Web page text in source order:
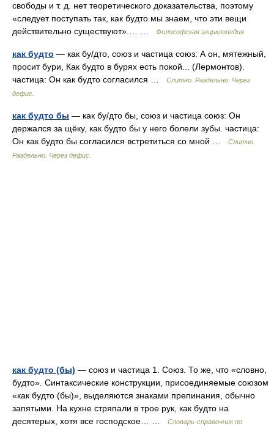
свободы и т. д. нет теоретического доказательства, поэтому
«следует поступать так, как будто мы знаем, что эти вещи
действительно существуют».… …
Философская энциклопедия
как будто — как бу/дто, союз и частица союз: А он, мятежный,
просит бури, Как будто в бурях есть покой... (Лермонтов).
частица: Он как будто согласился …
Слитно. Раздельно. Через
дефис.
как будто бы — как бу/дто бы, союз и частица союз: Он
держался за щёку, как будто бы у него болели зубы. частица:
Он как будто бы согласился встретиться со мной …
Слитно.
Раздельно. Через дефис.
как будто (бы) — союз и частица 1. Союз. То же, что «словно,
будто». Синтаксические конструкции, присоединяемые союзом
«как будто (бы)», выделяются знаками препинания, обычно
запятыми. На кухне стряпали в трое рук, как будто на
десятерых, хотя все господское… …
Словарь-справочник по